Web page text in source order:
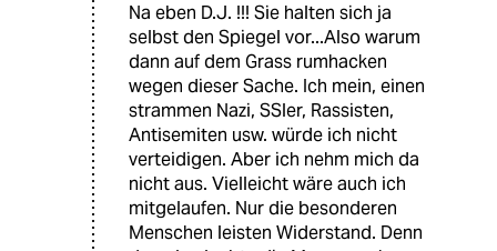
Na eben D.J. !!! Sie halten sich ja
selbst den Spiegel vor...Also warum
dann auf dem Grass rumhacken
wegen dieser Sache. Ich mein, einen
strammen Nazi, SSler, Rassisten,
Antisemiten usw. würde ich nicht
verteidigen. Aber ich nehm mich da
nicht aus. Vielleicht wäre auch ich
mitgelaufen. Nur die besonderen
Menschen leisten Widerstand. Denn